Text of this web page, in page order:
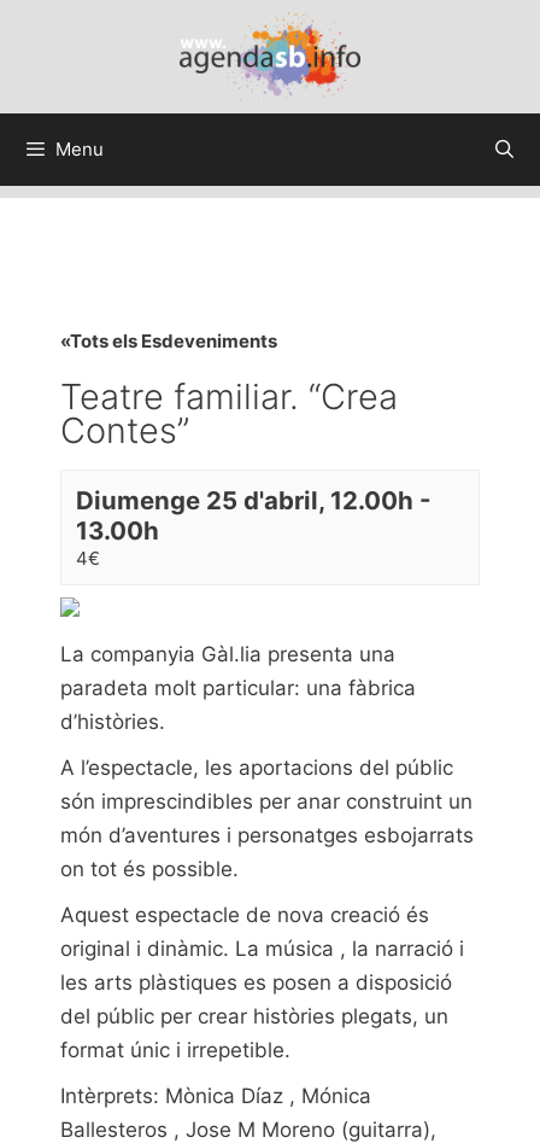
Menu
«Tots els Esdeveniments
Teatre familiar. “Crea
Contes”
Diumenge 25 d'abril, 12.00h -
13.00h
4€
La companyia Gàl.lia presenta una
paradeta molt particular: una fàbrica
d’històries.
A l’espectacle, les aportacions del públic
són imprescindibles per anar construint un
món d’aventures i personatges esbojarrats
on tot és possible.
Aquest espectacle de nova creació és
original i dinàmic. La música , la narració i
les arts plàstiques es posen a disposició
del públic per crear històries plegats, un
format únic i irrepetible.
Intèrprets: Mònica Díaz , Mónica
Ballesteros , Jose M Moreno (guitarra),